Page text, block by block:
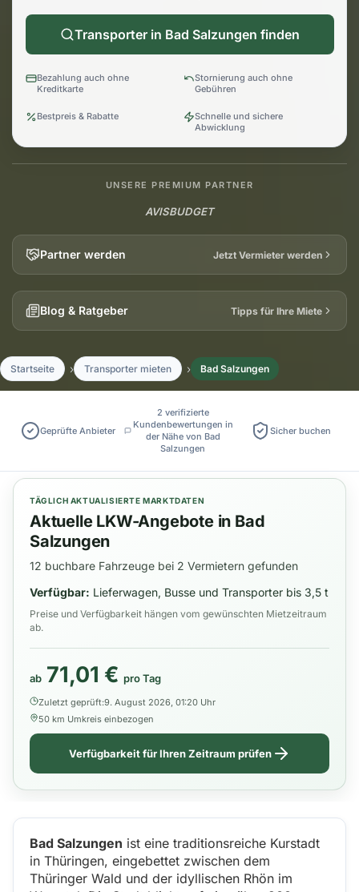
Transporter in Bad Salzungen finden
Bezahlung auch ohne
Kreditkarte
Stornierung auch ohne
Gebühren
Bestpreis & Rabatte
Schnelle und sichere
Abwicklung
UNSERE PREMIUM PARTNER
AVISBUDGET
Partner werden Jetzt Vermieter werden
Blog & Ratgeber Tipps für Ihre Miete
Startseite Transporter mieten Bad Salzungen
Geprüfte Anbieter
2 verifizierte
Kundenbewertungen in
der Nähe von Bad
Salzungen
Sicher buchen
TÄGLICH AKTUALISIERTE MARKTDATEN
Aktuelle LKW-Angebote in Bad
Salzungen
12 buchbare Fahrzeuge bei 2 Vermietern gefunden
Verfügbar: Lieferwagen, Busse und Transporter bis 3,5 t
Preise und Verfügbarkeit hängen vom gewünschten Mietzeitraum
ab.
ab 71,01 € pro Tag
Zuletzt geprüft:9. August 2026, 01:20 Uhr
50 km Umkreis einbezogen
Verfügbarkeit für Ihren Zeitraum prüfen
Bad Salzungen ist eine traditionsreiche Kurstadt
in Thüringen, eingebettet zwischen dem
Thüringer Wald und der idyllischen Rhön im